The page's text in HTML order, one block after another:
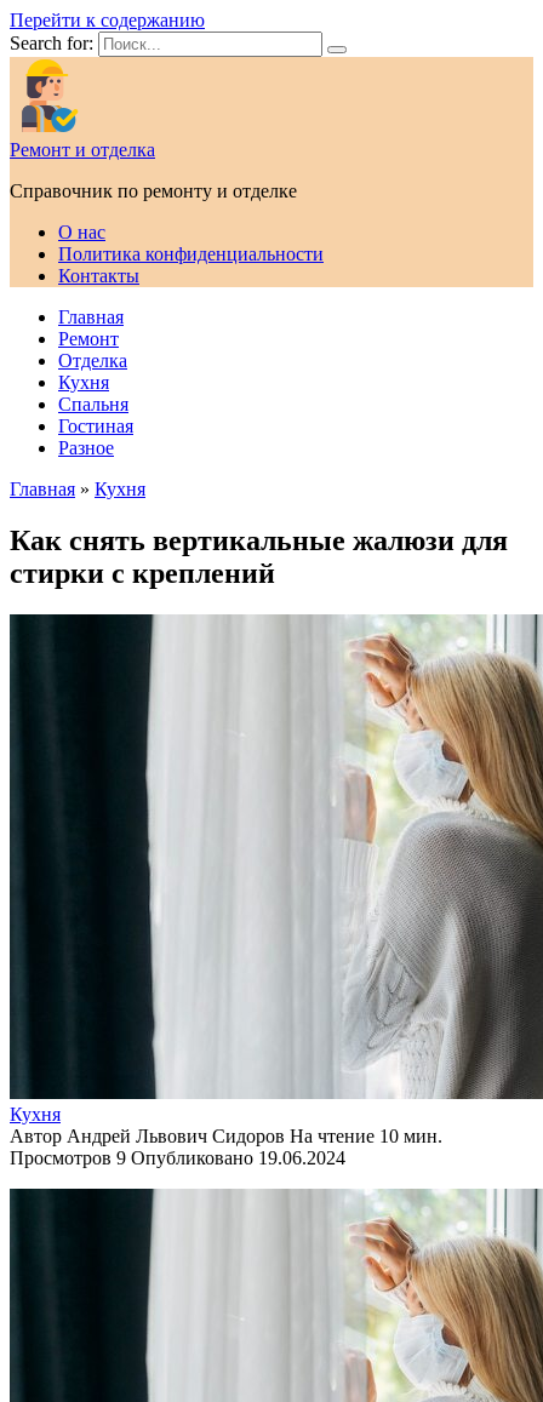
Перейти к содержанию
Search for:
Ремонт и отделка
Справочник по ремонту и отделке
О нас
Политика конфиденциальности
Контакты
Главная
Ремонт
Отделка
Кухня
Спальня
Гостиная
Разное
Главная » Кухня
Как снять вертикальные жалюзи для
стирки с креплений
Кухня
Автор Андрей Львович Сидоров На чтение 10 мин.
Просмотров 9 Опубликовано 19.06.2024